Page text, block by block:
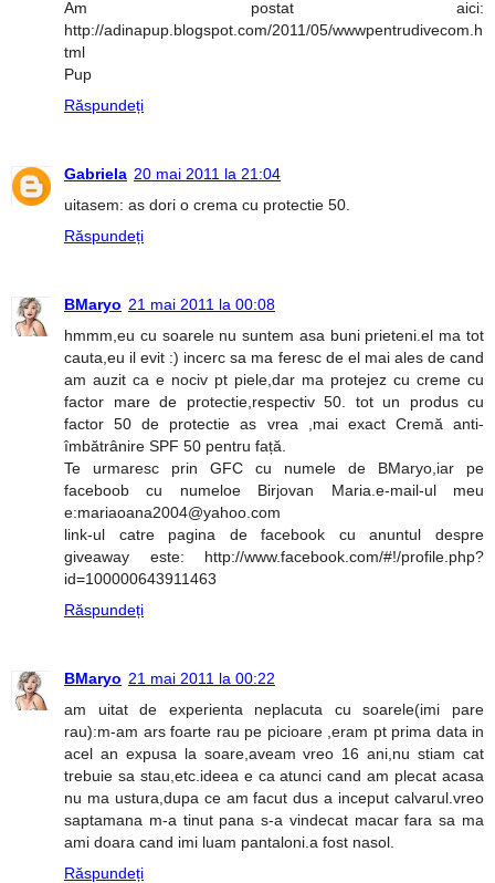
Am postat aici:
http://adinapup.blogspot.com/2011/05/wwwpentrudivecom.h
tml
Pup
Răspundeți
Gabriela 20 mai 2011 la 21:04
uitasem: as dori o crema cu protectie 50.
Răspundeți
BMaryo 21 mai 2011 la 00:08
hmmm,eu cu soarele nu suntem asa buni prieteni.el ma tot
cauta,eu il evit :) incerc sa ma feresc de el mai ales de cand
am auzit ca e nociv pt piele,dar ma protejez cu creme cu
factor mare de protectie,respectiv 50. tot un produs cu
factor 50 de protectie as vrea ,mai exact Cremă anti-
îmbătrânire SPF 50 pentru față.
Te urmaresc prin GFC cu numele de BMaryo,iar pe
faceboob cu numeloe Birjovan Maria.e-mail-ul meu
e:mariaoana2004@yahoo.com
link-ul catre pagina de facebook cu anuntul despre
giveaway este: http://www.facebook.com/#!/profile.php?
id=100000643911463
Răspundeți
BMaryo 21 mai 2011 la 00:22
am uitat de experienta neplacuta cu soarele(imi pare
rau):m-am ars foarte rau pe picioare ,eram pt prima data in
acel an expusa la soare,aveam vreo 16 ani,nu stiam cat
trebuie sa stau,etc.ideea e ca atunci cand am plecat acasa
nu ma ustura,dupa ce am facut dus a inceput calvarul.vreo
saptamana m-a tinut pana s-a vindecat macar fara sa ma
ami doara cand imi luam pantaloni.a fost nasol.
Răspundeți